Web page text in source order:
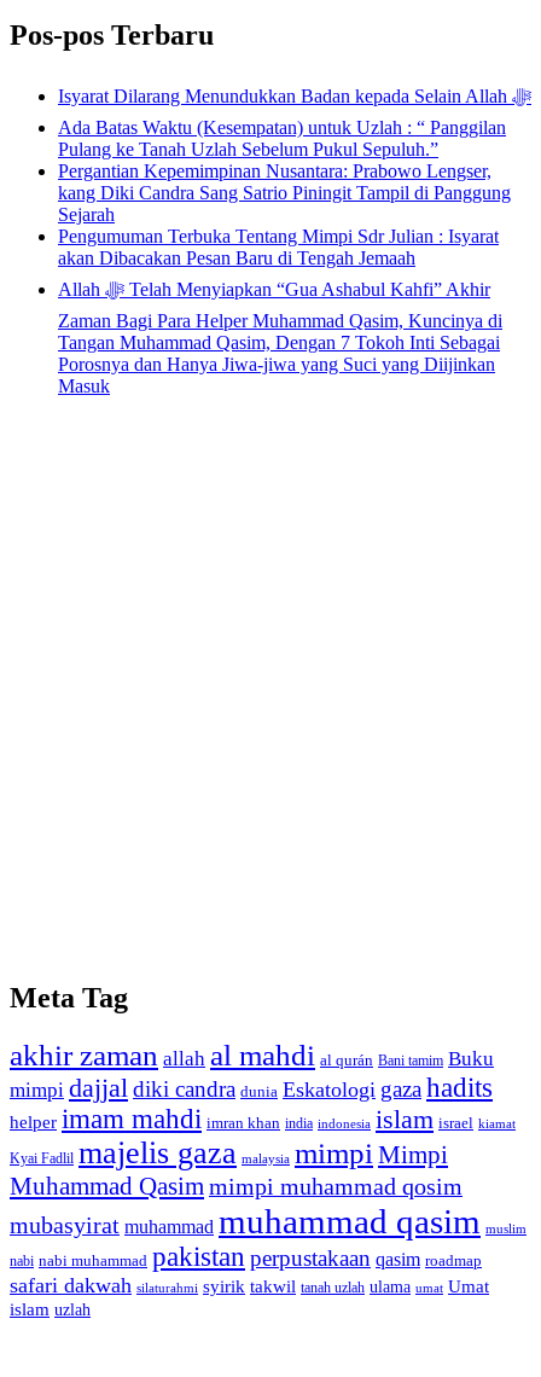
Pos-pos Terbaru
Isyarat Dilarang Menundukkan Badan kepada Selain Allah ﷻ
Ada Batas Waktu (Kesempatan) untuk Uzlah : “ Panggilan
Pulang ke Tanah Uzlah Sebelum Pukul Sepuluh.”
Pergantian Kepemimpinan Nusantara: Prabowo Lengser,
kang Diki Candra Sang Satrio Piningit Tampil di Panggung
Sejarah
Pengumuman Terbuka Tentang Mimpi Sdr Julian : Isyarat
akan Dibacakan Pesan Baru di Tengah Jemaah
Allah ﷻ Telah Menyiapkan “Gua Ashabul Kahfi” Akhir
Zaman Bagi Para Helper Muhammad Qasim, Kuncinya di
Tangan Muhammad Qasim, Dengan 7 Tokoh Inti Sebagai
Porosnya dan Hanya Jiwa-jiwa yang Suci yang Diijinkan
Masuk
Meta Tag
akhir zaman allah al mahdi al qurán Bani tamim Buku
mimpi dajjal diki candra dunia Eskatologi gazahadits
helper imam mahdi imran khan india indonesia islam israel kiamat
Kyai Fadlil majelis gaza malaysia mimpi Mimpi
Muhammad Qasim mimpi muhammad qosim
mubasyirat muhammad muhammad qasim muslim
nabi nabi muhammad pakistan perpustakaan qasim roadmap
safari dakwah silaturahmi syirik takwil tanah uzlah ulama umat Umat
islam uzlah